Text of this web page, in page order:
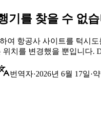
기를 찾을 수 없
하여 항공사 사이트를
를 변경했을 뿐입니다.
번역자·2026년 6월 17일·